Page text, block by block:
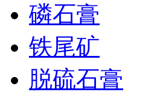
磷石膏
铁尾矿
脱硫石膏